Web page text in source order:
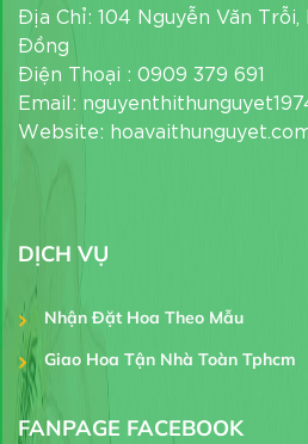
Địa Chỉ: 104 Nguyễn Văn
Đồng
Điện Thoại : 0909 379 691
Email:
Website:
DỊCH VỤ
Nhận Đặt Hoa Theo Mẫu
Giao Hoa Tận Nhà Toàn Tphcm
FANPAGE FACEBOOK